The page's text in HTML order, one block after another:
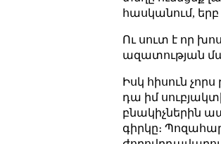
հասկանում, երբ
Ու սուտ է որ
ազատության
Իսկ հիսուն
դա իմ
բնակիչներին
գիրկը։